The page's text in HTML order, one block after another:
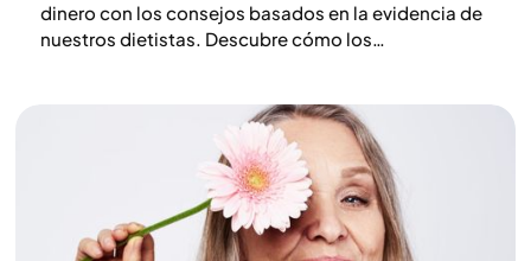
dinero con los consejos basados en la evidencia de
nuestros dietistas. Descubre cómo los